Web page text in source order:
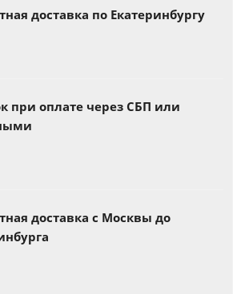
доставка по Екатеринбургу
при оплате через СБП или
доставка c Москвы до